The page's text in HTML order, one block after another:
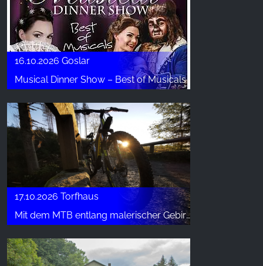
16.10.2026 Goslar
Musical Dinner Show – Best of Musicals
17.10.2026 Torfhaus
Mit dem MTB entlang malerischer Gebirgsbäche